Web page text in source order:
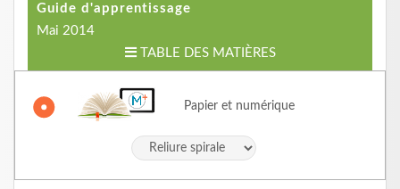
Guide d'apprentissage
Mai 2014
TABLE DES MATIÈRES
Papier et numérique